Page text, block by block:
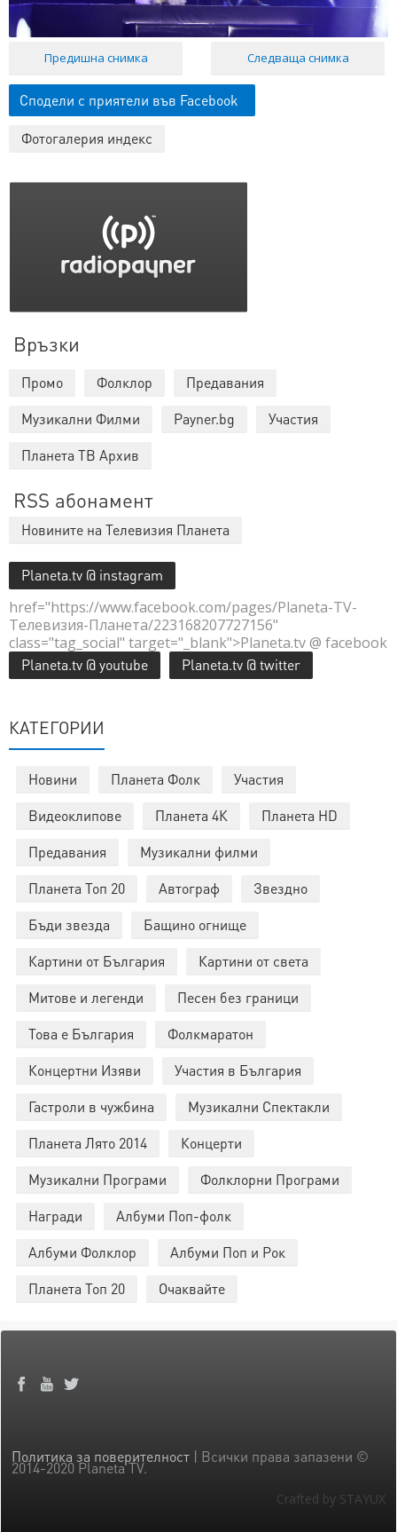
Предишна снимка Следваща снимка
Сподели с приятели във Facebook
Фотогалерия индекс
Връзки
Промо Фолклор
Предавания
Музикални Филми
Payner.bg
Участия
Планета ТВ Архив
RSS абонамент
Новините на Телевизия Планета
Planeta.tv @ instagram
href="https://www.facebook.com/pages/Planeta-TV-
Телевизия-Планета/223168207727156"
class="tag_social" target="_blank">Planeta.tv @ facebook
Planeta.tv @ youtube Planeta.tv @ twitter
КАТЕГОРИИ
Новини Планета Фолк
Участия
Видеоклипове
Планета 4К
Планета HD
Предавания
Музикални филми
Планета Топ 20
Автограф
Звездно
Бъди звезда
Бащино огнище
Картини от България
Картини от света
Митове и легенди
Песен без граници
Това е България
Фолкмаратон
Концертни Изяви
Участия в България
Гастроли в чужбина
Музикални Спектакли
Планета Лято 2014
Концерти
Музикални Програми
Фолклорни Програми
Награди
Албуми Поп-фолк
Албуми Фолклор
Албуми Поп и Рок
Планета Топ 20
Очаквайте
Политика за поверителност | Всички права запазени ©
2014-2020 Planeta TV.
Crafted by STAYUX